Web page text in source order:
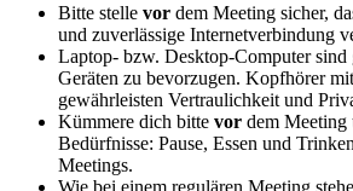
Bitte stelle vor dem Meeting sicher,
und zuverlässige Internetverbindung
Laptop- bzw. Desktop-Computer sind
Geräten zu bevorzugen. Kopfhörer
gewährleisten Vertraulichkeit und
Kümmere dich bitte vor dem Meeting
Bedürfnisse: Pause, Essen und
Meetings.
Wie bei einem regulären Meeting